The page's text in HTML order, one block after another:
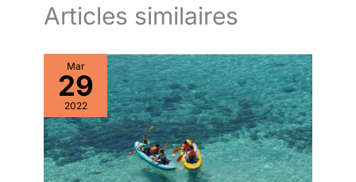
une garantie de 12 mois,
si vous avez des
produits, n'hésitez pas à
nous contacter.
Articles similaires
Mar
29
2022